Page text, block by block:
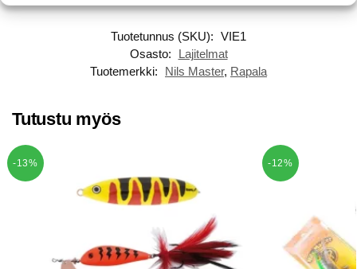
Tuotetunnus (SKU): VIE1
Osasto:
Lajitelmat
Tuotemerkki:
Nils Master, Rapala
Tutustu myös
-13% -12%